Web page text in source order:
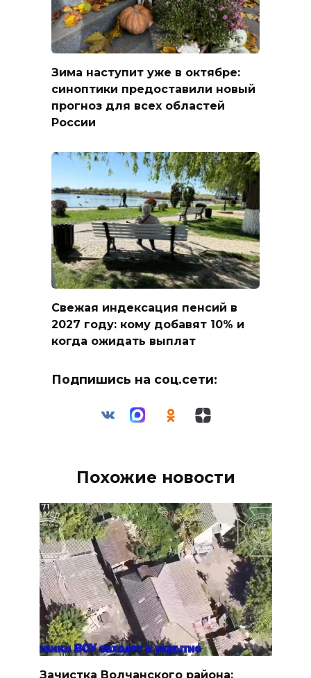
Зима наступит уже в октябре:
синоптики предоставили новый
прогноз для всех областей
России
Свежая индексация пенсий в
2027 году: кому добавят 10% и
когда ожидать выплат
Подпишись на соц.сети:
Похожие новости
Зачистка Волчанского района: